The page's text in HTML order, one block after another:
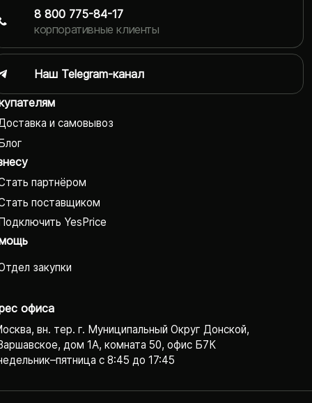
и самовывоз
партнёром
поставщиком
YesPrice
закупки
офиса
вн. тер. г. Муниципальный Округ Донской,
дом 1А, комната 50, офис Б7К
с 8:45 до 17:45
8 800 775-84-17
корпоративные клиенты
Наш Telegram-канал